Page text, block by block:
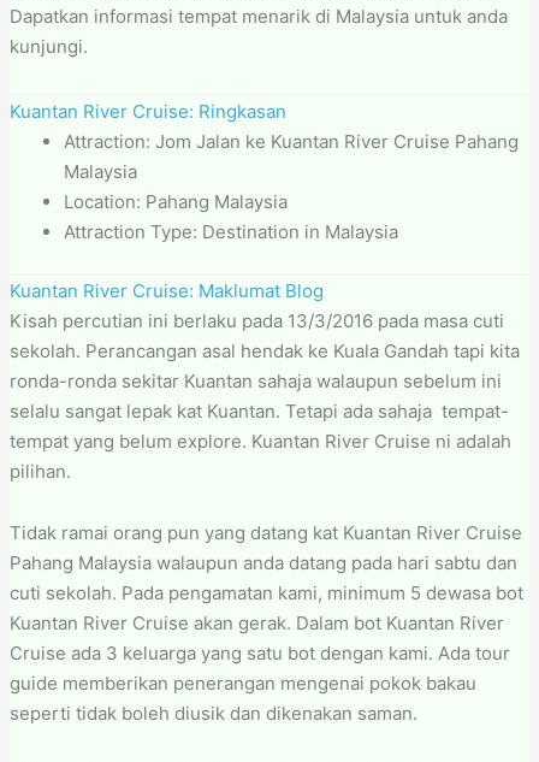
Dapatkan informasi tempat menarik di Malaysia untuk anda
kunjungi.
Kuantan River Cruise: Ringkasan
Attraction: Jom Jalan ke Kuantan River Cruise Pahang
Malaysia
Location: Pahang Malaysia
Attraction Type: Destination in Malaysia
Kuantan River Cruise: Maklumat Blog
Kisah percutian ini berlaku pada 13/3/2016 pada masa cuti
sekolah. Perancangan asal hendak ke Kuala Gandah tapi kita
ronda-ronda sekitar Kuantan sahaja walaupun sebelum ini
selalu sangat lepak kat Kuantan. Tetapi ada sahaja tempat-
tempat yang belum explore. Kuantan River Cruise ni adalah
pilihan.
Tidak ramai orang pun yang datang kat Kuantan River Cruise
Pahang Malaysia walaupun anda datang pada hari sabtu dan
cuti sekolah. Pada pengamatan kami, minimum 5 dewasa bot
Kuantan River Cruise akan gerak. Dalam bot Kuantan River
Cruise ada 3 keluarga yang satu bot dengan kami. Ada tour
guide memberikan penerangan mengenai pokok bakau
seperti tidak boleh diusik dan dikenakan saman.